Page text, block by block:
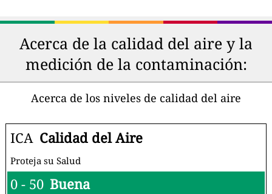
Acerca de la calidad del aire y la
medición de la contaminación:
Acerca de los niveles de calidad del aire
ICA Calidad del Aire
Proteja su Salud
0 - 50 Buena